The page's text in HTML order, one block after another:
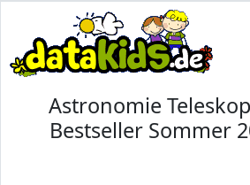
Astronomie
Bestseller Sommer